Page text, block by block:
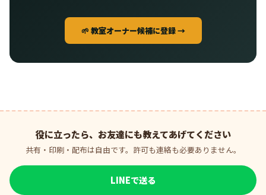
🌱 教室オーナー候補に登録 →
役に立ったら、お友達にも教えてあげてください
共有・印刷・配布は自由です。許可も連絡も必要ありません。
LINEで送る